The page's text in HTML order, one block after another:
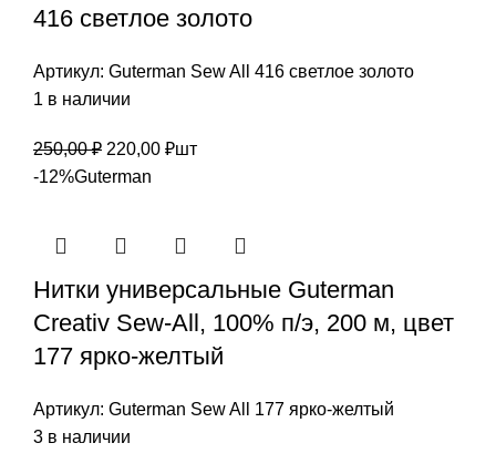
416 светлое золото
Артикул: Guterman Sew All 416 светлое золото
1 в наличии
250,00₽ Первоначальная
цена
220,00 ₽Текущая
шт
-12%Guterman
Нитки универсальные Guterman
Creativ Sew-All, 100% п/э, 200 м, цвет
177 ярко-желтый
Артикул: Guterman Sew All 177 ярко-желтый
3 в наличии